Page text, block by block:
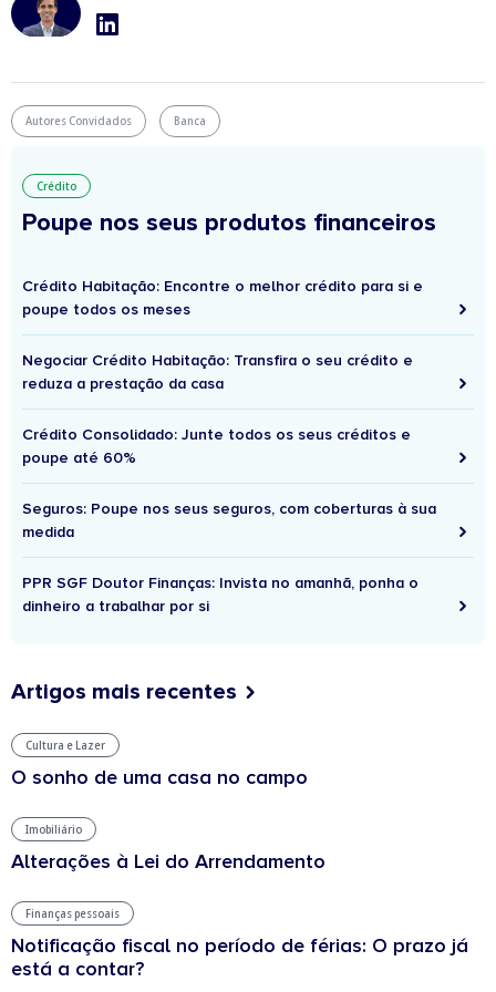
Autores Convidados Banca
Crédito
Poupe nos seus produtos financeiros
Crédito Habitação: Encontre o melhor crédito para si e
poupe todos os meses
Negociar Crédito Habitação: Transfira o seu crédito e
reduza a prestação da casa
Crédito Consolidado: Junte todos os seus créditos e
poupe até 60%
Seguros: Poupe nos seus seguros, com coberturas à sua
medida
PPR SGF Doutor Finanças: Invista no amanhã, ponha o
dinheiro a trabalhar por si
Artigos mais recentes
Cultura e Lazer
O sonho de uma casa no campo
Imobiliário
Alterações à Lei do Arrendamento
Finanças pessoais
Notificação fiscal no período de férias: O prazo já
está a contar?